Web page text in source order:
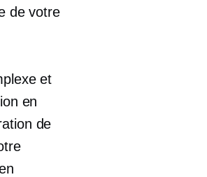
de votre
et
en
de